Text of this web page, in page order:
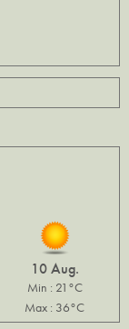
10 Aug.
Min : 21°C
Max : 36°C